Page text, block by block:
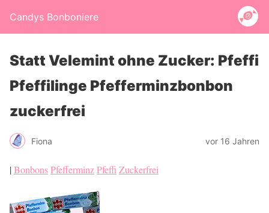
Candys Bonboniere
Statt Velemint ohne Zucker: Pfeffi
Pfeffilinge Pfefferminzbonbon
zuckerfrei
Fiona vor 16 Jahren
|BonbonsPfefferminzPfeffi Zuckerfrei